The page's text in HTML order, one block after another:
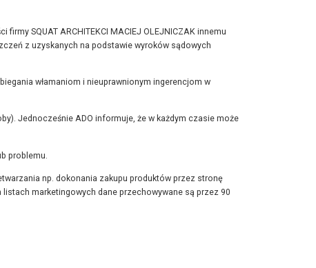
SQUAT ARCHITEKCI MACIEJ OLEJNICZAK innemu
z uzyskanych na podstawie wyroków sądowych
włamaniom i nieuprawnionym ingerencjom w
Jednocześnie ADO informuje, że w każdym czasie może
problemu.
np. dokonania zakupu produktów przez stronę
marketingowych dane przechowywane są przez 90